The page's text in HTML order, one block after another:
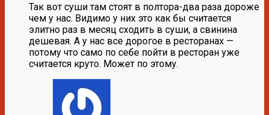
Так вот суши там стоят в полтора-два раза дороже
чем у нас. Видимо у них это как бы считается
элитно раз в месяц сходить в суши, а свинина
дешевая. А у нас все дорогое в ресторанах —
потому что само по себе пойти в ресторан уже
считается круто. Может по этому.